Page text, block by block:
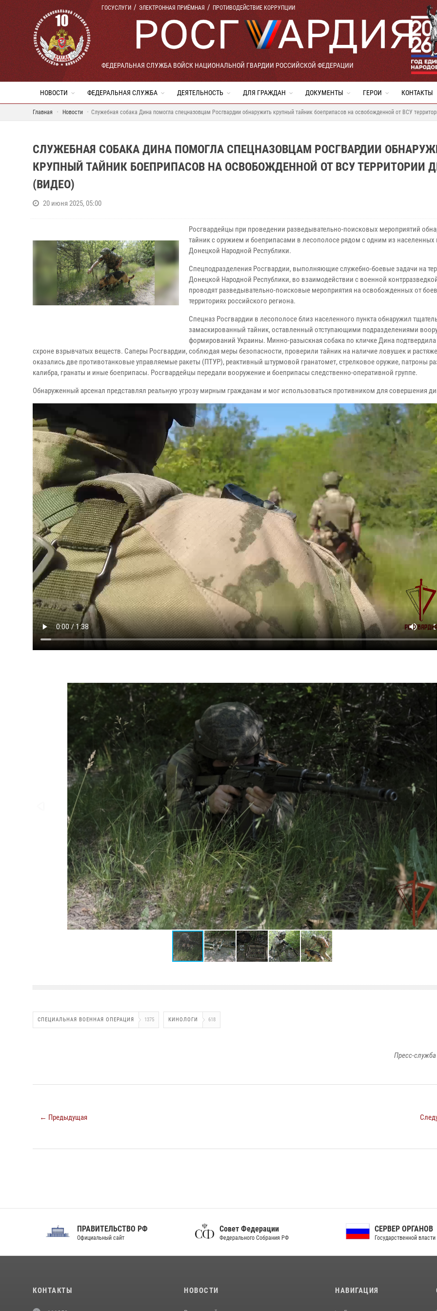
ГОСУСЛУГИ ЭЛЕКТРОННАЯ ПРИЁМНАЯ ПРОТИВОДЕЙСТВИЕ КОРРУПЦИИ
ФЕДЕРАЛЬНАЯ СЛУЖБА ВОЙСК НАЦИОНАЛЬНОЙ ГВАРДИИ РОССИЙСКОЙ ФЕДЕРАЦИИ
НОВОСТИ ФЕДЕРАЛЬНАЯ СЛУЖБА ДЕЯТЕЛЬНОСТЬ ДЛЯ ГРАЖДАН ДОКУМЕНТЫ ГЕРОИ КОНТАКТЫ
Главная Новости Служебная собака Дина помогла спецназовцам Росгвардии обнаружить крупный тайник боеприпасов на освобожденной от ВСУ
СЛУЖЕБНАЯ СОБАКА ДИНА ПОМОГЛА СПЕЦНАЗОВЦАМ РОСГВАРДИИ
КРУПНЫЙ ТАЙНИК БОЕПРИПАСОВ НА ОСВОБОЖДЕННОЙ ОТ ВСУ ТЕРРИТОРИИ
(ВИДЕО)
20 июня 2025, 05:00
Росгвардейцы при проведении разведывательно-поисковых мероприятий
тайник с оружием и боеприпасами в лесополосе рядом с одним из населенных
Донецкой Народной Республики.
Спецподразделения Росгвардии, выполняющие служебно-боевые задачи на
Донецкой Народной Республики, во взаимодействии с военной
проводят разведывательно-поисковые мероприятия на освобожденных от
территориях российского региона.
Спецназ Росгвардии в лесополосе близ населенного пункта обнаружил
замаскированный тайник, оставленный отступающими подразделениями
формирований Украины. Минно-разыскная собака по кличке Дина
схроне взрывчатых веществ. Саперы Росгвардии, соблюдая меры безопасности, проверили тайник на наличие ловушек и
оказались две противотанковые управляемые ракеты (ПТУР), реактивный штурмовой гранатомет, стрелковое оружие, патроны
калибра, гранаты и иные боеприпасы. Росгвардейцы передали вооружение и боеприпасы следственно-оперативной группе.
Обнаруженный арсенал представлял реальную угрозу мирным гражданам и мог использоваться противником для совершения
СПЕЦИАЛЬНАЯ ВОЕННАЯ ОПЕРАЦИЯ 1375 КИНОЛОГИ 618
Пресс-служба
← Предыдущая
ПРАВИТЕЛЬСТВО РФ
Официальный сайт
Совет Федерации
Федерального Собрания РФ
СЕРВЕР ОРГАНОВ
Государственной власти РФ
КОНТАКТЫ НОВОСТИ НАВИГАЦИЯ